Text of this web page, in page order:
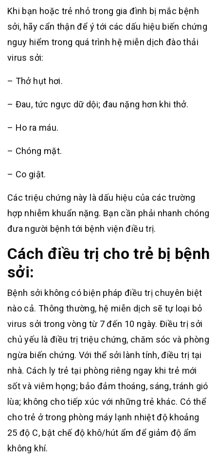
Khi bạn hoặc trẻ nhỏ trong gia đình bị mắc bệnh
sởi, hãy cẩn thận để ý tới các dấu hiệu biến chứng
nguy hiểm trong quá trình hệ miễn dịch đào thải
virus sởi:
– Thở hụt hơi.
– Đau, tức ngực dữ dội; đau nặng hơn khi thở.
– Ho ra máu.
– Chóng mặt.
– Co giật.
Các triệu chứng này là dấu hiệu của các trường
hợp nhiễm khuẩn nặng. Bạn cần phải nhanh chóng
đưa người bệnh tới bệnh viện điều trị.
Cách điều trị cho trẻ bị bệnh
sởi:
Bệnh sởi không có biện pháp điều trị chuyên biệt
nào cả. Thông thường, hệ miễn dịch sẽ tự loại bỏ
virus sởi trong vòng từ 7 đến 10 ngày. Điều trị sởi
chủ yếu là điều trị triệu chứng, chăm sóc và phòng
ngừa biến chứng. Với thể sởi lành tính, điều trị tại
nhà. Cách ly trẻ tại phòng riêng ngay khi trẻ mới
sốt và viêm họng; bảo đảm thoáng, sáng, tránh gió
lùa; không cho tiếp xúc với những trẻ khác. Có thể
cho trẻ ở trong phòng máy lạnh nhiệt độ khoảng
25 độ C, bật chế độ khô/hút ẩm để giảm độ ẩm
không khí.